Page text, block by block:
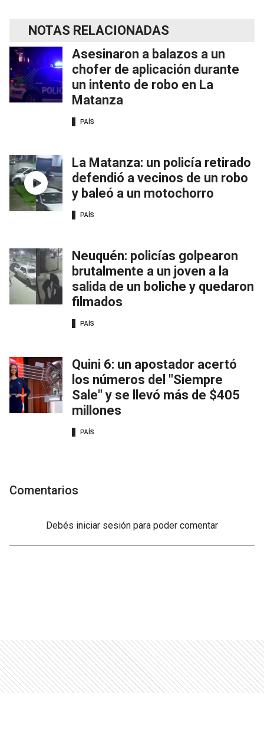
NOTAS RELACIONADAS
Asesinaron a balazos a un
chofer de aplicación durante
un intento de robo en La
Matanza
PAÍS
La Matanza: un policía retirado
defendió a vecinos de un robo
y baleó a un motochorro
PAÍS
Neuquén: policías golpearon
brutalmente a un joven a la
salida de un boliche y quedaron
filmados
PAÍS
Quini 6: un apostador acertó
los números del "Siempre
Sale" y se llevó más de $405
millones
PAÍS
Comentarios
Debés iniciar sesión para poder comentar